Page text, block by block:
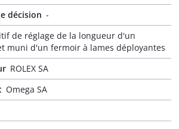
décision -
de réglage de la longueur d'un
muni d'un fermoir à lames déployantes
ROLEX SA
Omega SA